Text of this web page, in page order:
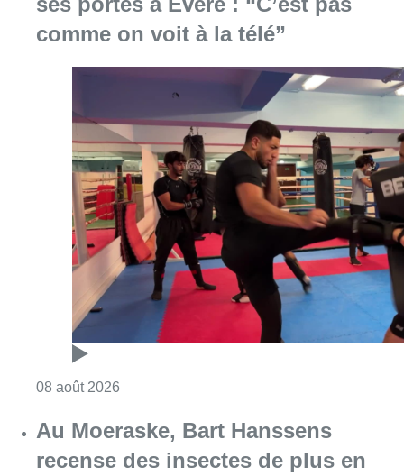
comme on voit à la télé”
08 août 2026
Au Moeraske, Bart Hanssens
recense des insectes de plus en